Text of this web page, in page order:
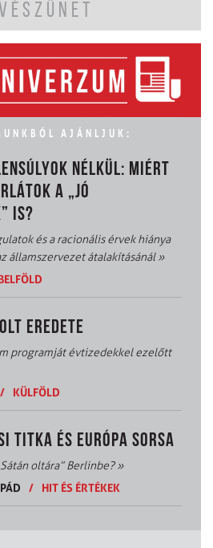
AJÁNLJUK:
NÉLKÜL: MIÉRT
A „JÓ
IS?
és a racionális érvek hiánya
államszervezet átalakításánál»
EREDETE
programját évtizedekkel ezelőtt
/ KÜLFÖLD
TITKA ÉS EURÓPA SORSA
oltára” Berlinbe?»
/ HIT ÉS ÉRTÉKEK